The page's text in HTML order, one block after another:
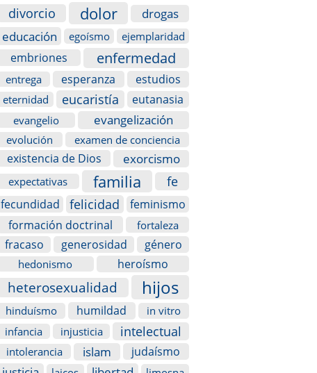
divorcio dolor
drogas
educación
egoísmo ejemplaridad
embriones enfermedad
entrega esperanza estudios
eternidad eucaristía eutanasia
evangelio evangelización
evolución examen de conciencia
existencia de Dios exorcismo
expectativas familia fe
fecundidad felicidad
feminismo
formación doctrinal
fortaleza
fracaso generosidad género
hedonismo heroísmo
heterosexualidad hijos
hinduísmo humildad
in vitro
infancia
injusticia intelectual
intolerancia islam judaísmo